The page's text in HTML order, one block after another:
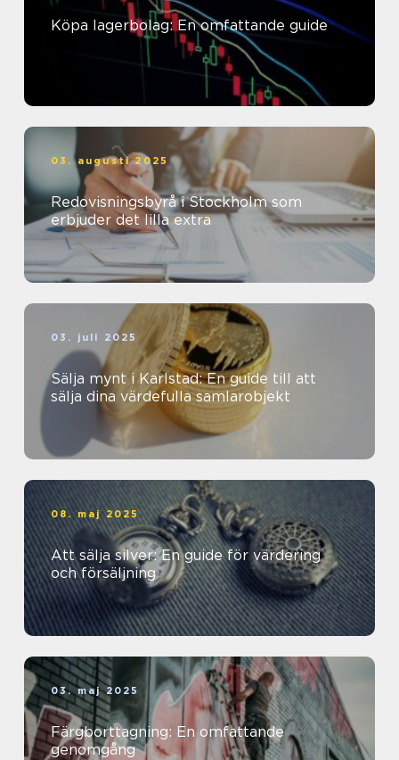
Köpa lagerbolag: En omfattande guide
03. augusti 2025
Redovisningsbyrå i Stockholm som
erbjuder det lilla extra
03. juli 2025
Sälja mynt i Karlstad: En guide till att
sälja dina värdefulla samlarobjekt
08. maj 2025
Att sälja silver: En guide för värdering
och försäljning
03. maj 2025
Färgborttagning: En omfattande
genomgång